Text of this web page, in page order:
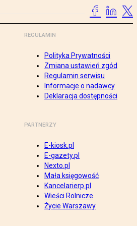
REGULAMIN
Polityka Prywatności
Zmiana ustawień zgód
Regulamin serwisu
Informacje o nadawcy
Deklaracja dostępności
PARTNERZY
E-kiosk.pl
E-gazety.pl
Nexto.pl
Mała księgowość
Kancelarierp.pl
Wieści Rolnicze
Życie Warszawy